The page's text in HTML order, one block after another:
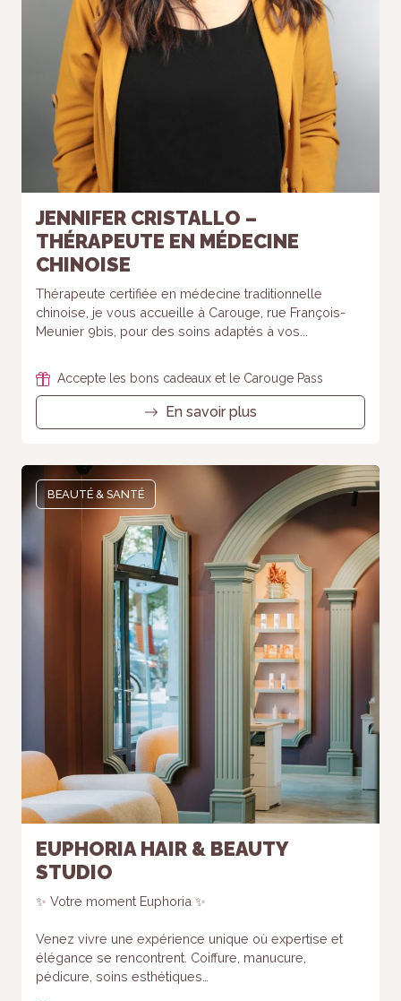
JENNIFER CRISTALLO –
THÉRAPEUTE EN MÉDECINE
CHINOISE
Thérapeute certifiée en médecine traditionnelle
chinoise, je vous accueille à Carouge, rue François-
Meunier 9bis, pour des soins adaptés à vos...
Accepte les bons cadeaux et le Carouge Pass
En savoir plus
BEAUTÉ & SANTÉ
EUPHORIA HAIR & BEAUTY
STUDIO
✨ Votre moment Euphoria ✨
Venez vivre une expérience unique où expertise et
élégance se rencontrent. Coiffure, manucure,
pédicure, soins esthétiques…